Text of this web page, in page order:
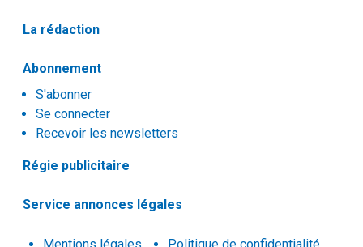
La rédaction
Abonnement
S'abonner
Se connecter
Recevoir les newsletters
Régie publicitaire
Service annonces légales